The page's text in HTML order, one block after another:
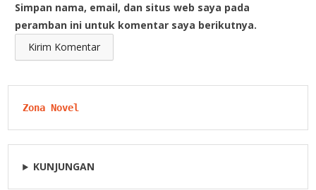
Simpan nama, email, dan situs web saya pada
peramban ini untuk komentar saya berikutnya.
Zona Novel
KUNJUNGAN